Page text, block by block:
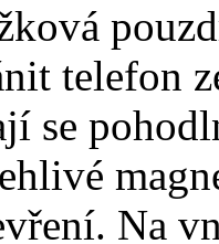
telefon
se
Na